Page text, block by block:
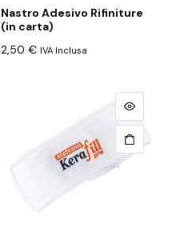
Nastro Adesivo Rifiniture
(in carta)
2,50 € IVA Inclusa